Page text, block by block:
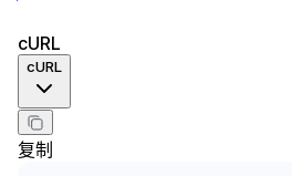
cURL
cURL
复制